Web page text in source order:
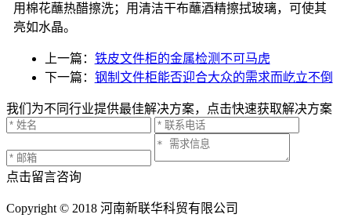
用棉花蘸热醋擦洗；用清洁干布蘸酒精擦拭玻璃，可使其
亮如水晶。
上一篇： 铁皮文件柜的金属检测不可马虎
下一篇： 钢制文件柜能否迎合大众的需求而屹立不倒
我们为不同行业提供最佳解决方案，点击快速获取解决方案
点击留言咨询
Copyright © 2018 河南新联华科贸有限公司